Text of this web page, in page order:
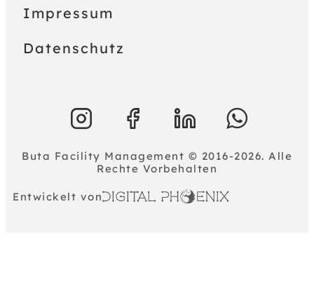
Impressum
Datenschutz
Buta Facility Management © 2016-2026. Alle
Rechte Vorbehalten
Entwickelt von